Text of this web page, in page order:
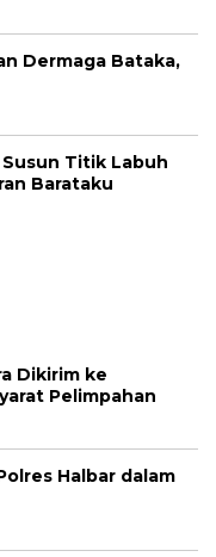
Dermaga Bataka,
Titik Labuh
Barataku
Dikirim ke
Pelimpahan
Halbar dalam